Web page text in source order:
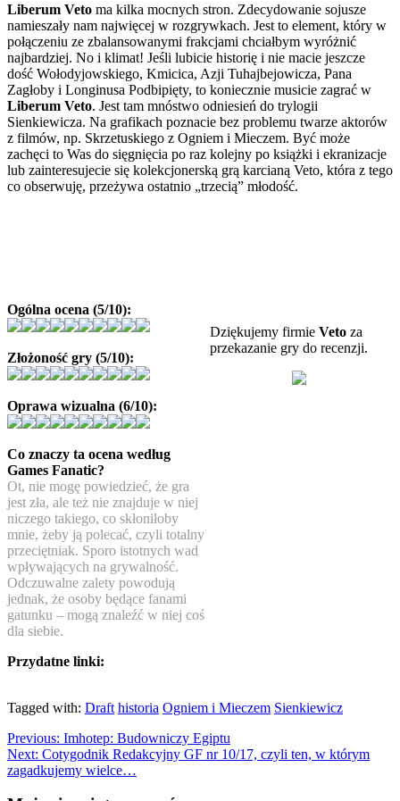
Liberum Veto ma kilka mocnych stron. Zdecydowanie sojusze
namieszały nam najwięcej w rozgrywkach. Jest to element, który w
połączeniu ze zbalansowanymi frakcjami chciałbym wyróżnić
najbardziej. No i klimat! Jeśli lubicie historię i nie macie jeszcze
dość Wołodyjowskiego, Kmicica, Azji Tuhajbejowicza, Pana
Zagłoby i Longinusa Podbipięty, to koniecznie musicie zagrać w
Liberum Veto. Jest tam mnóstwo odniesień do trylogii
Sienkiewicza. Na grafikach poznacie bez problemu twarze aktorów
z filmów, np. Skrzetuskiego z Ogniem i Mieczem. Być może
zachęci to Was do sięgnięcia po raz kolejny po książki i ekranizacje
lub zainteresujecie się kolekcjonerską grą karcianą Veto, która z tego
co obserwuję, przeżywa ostatnio „trzecią” młodość.
Dziękujemy firmie Veto za
przekazanie gry do recenzji.
Ogólna ocena (5/10):
Złożoność gry (5/10):
Oprawa wizualna (6/10):
Co znaczy ta ocena według
Games Fanatic?
Ot, nie mogę powiedzieć, że gra
jest zła, ale też nie znajduje w niej
niczego takiego, co skłoniłoby
mnie, żeby ją polecać, czyli totalny
przeciętniak. Sporo istotnych wad
wpływających na grywalność.
Odczuwalne zalety powodują
jednak, że osoby będące fanami
gatunku – mogą znaleźć w niej coś
dla siebie.
Przydatne linki:
Tagged with: Draft historia Ogniem i Mieczem Sienkiewicz
Previous: Imhotep: Budowniczy Egiptu
Next: Cotygodnik Redakcyjny GF nr 10/17, czyli ten, w którym
zagadkujemy wielce…